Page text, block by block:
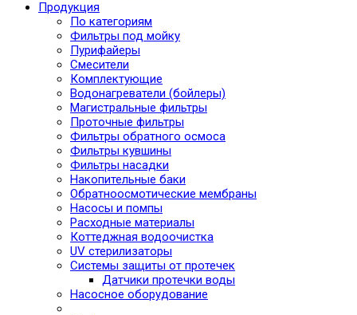
Продукция
По категориям
Фильтры под мойку
Пурифайеры
Смесители
Комплектующие
Водонагреватели (бойлеры)
Магистральные фильтры
Проточные фильтры
Фильтры обратного осмоса
Фильтры кувшины
Фильтры насадки
Накопительные баки
Обратноосмотические мембраны
Насосы и помпы
Расходные материалы
Коттеджная водоочистка
UV стерилизаторы
Системы защиты от протечек
Датчики протечки воды
Насосное оборудование